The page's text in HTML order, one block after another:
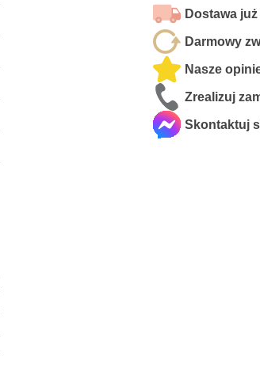
Dostawa już
Darmowy
Nasze
Zrealizuj
Skontaktuj